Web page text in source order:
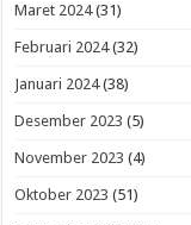
Maret 2024(31)
Februari 2024(32)
Januari 2024(38)
Desember 2023 (5)
November 2023 (4)
Oktober 2023 (51)